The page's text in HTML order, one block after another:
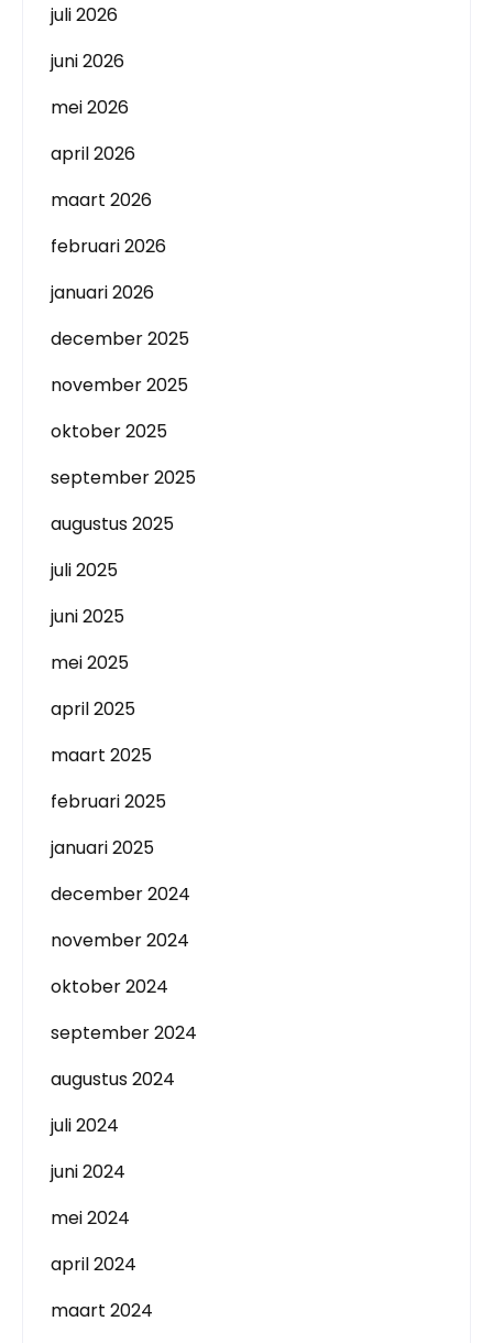
juli 2026
juni 2026
mei 2026
april 2026
maart 2026
februari 2026
januari 2026
december 2025
november 2025
oktober 2025
september 2025
augustus 2025
juli 2025
juni 2025
mei 2025
april 2025
maart 2025
februari 2025
januari 2025
december 2024
november 2024
oktober 2024
september 2024
augustus 2024
juli 2024
juni 2024
mei 2024
april 2024
maart 2024